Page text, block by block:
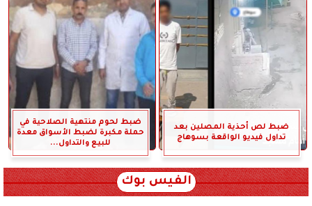
ضبط لص أحذية المصلين بعد
تداول فيديو الواقعة بسوهاج
ضبط لحوم منتهية الصلاحية في
حملة مكبرة لضبط الأسواق معدة
للبيع والتداول...
الفيس بوك